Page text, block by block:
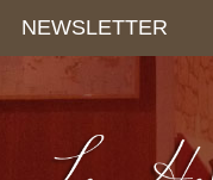
NEWSLETTER
Panneau de gestion